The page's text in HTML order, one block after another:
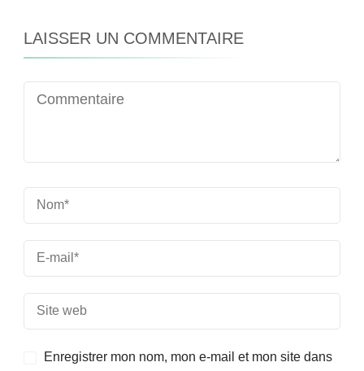
LAISSER UN COMMENTAIRE
Enregistrer mon nom, mon e-mail et mon site dans